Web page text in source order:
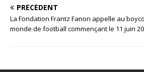
PRÉCÉDENT
La Fondation Frantz Fanon appelle au
monde de football commençant le 11 juin